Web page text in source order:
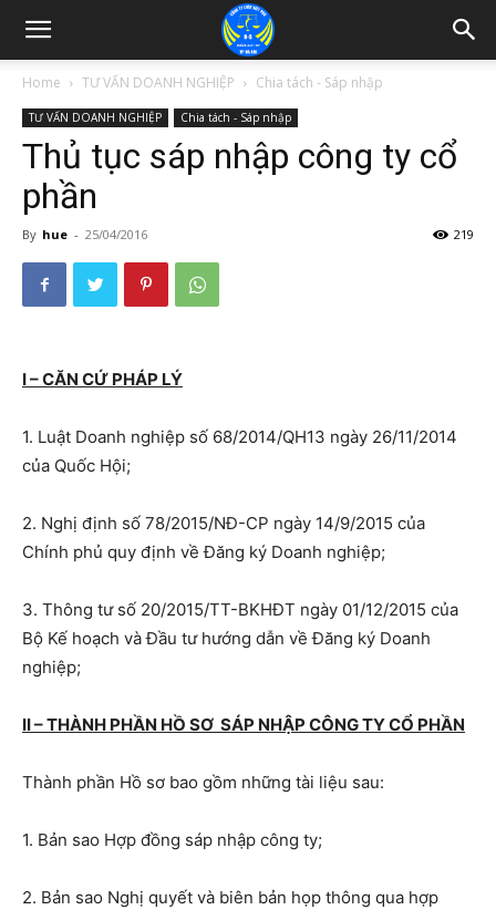
Home TƯ VẤN DOANH NGHIỆP Chia tách - Sáp nhập
TƯ VẤN DOANH NGHIỆP Chia tách - Sáp nhập
Thủ tục sáp nhập công ty cổ
phần
By hue - 25/04/2016 219
I – CĂN CỨ PHÁP LÝ
1. Luật Doanh nghiệp số 68/2014/QH13 ngày 26/11/2014
của Quốc Hội;
2. Nghị định số 78/2015/NĐ-CP ngày 14/9/2015 của
Chính phủ quy định về Đăng ký Doanh nghiệp;
3. Thông tư số 20/2015/TT-BKHĐT ngày 01/12/2015 của
Bộ Kế hoạch và Đầu tư hướng dẫn về Đăng ký Doanh
nghiệp;
II – THÀNH PHẦN HỒ SƠ SÁP NHẬP CÔNG TY CỔ PHẦN
Thành phần Hồ sơ bao gồm những tài liệu sau:
1. Bản sao Hợp đồng sáp nhập công ty;
2. Bản sao Nghị quyết và biên bản họp thông qua hợp